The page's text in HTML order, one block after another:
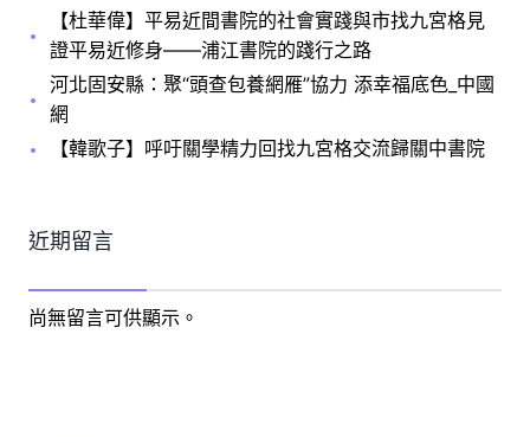
【杜華偉】平易近間書院的社會實踐與市找九宮格見
證平易近修身——浦江書院的踐行之路
河北固安縣：聚“頭查包養網雁”協力 添幸福底色_中國
網
【韓歌子】呼吁關學精力回找九宮格交流歸關中書院
近期留言
尚無留言可供顯示。